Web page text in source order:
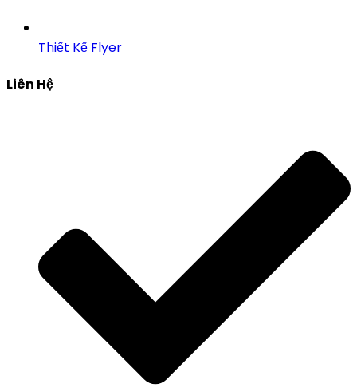
Thiết Kế Flyer
Liên Hệ